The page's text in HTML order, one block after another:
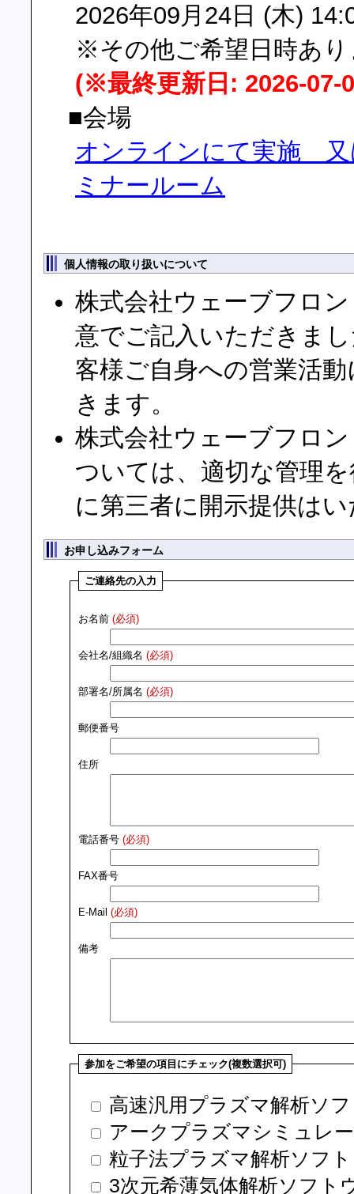
2026年09月24日 (木)
※その他ご希望日時あ
(※最終更新日: 2026-07-
■会場
オンラインにて実施 又
ミナールーム
個人情報の取り扱いについて
株式会社ウェーブフロ
意でご記入いただきま
客様ご自身への営業活
きます。
株式会社ウェーブフロ
ついては、適切な管理
に第三者に開示提供は
お申し込みフォーム
ご連絡先の入力
お名前 (必須)
会社名/組織名 (必須)
部署名/所属名 (必須)
郵便番号
住所
電話番号 (必須)
FAX番号
E-Mail (必須)
備考
参加をご希望の項目にチェック(複数選択可)
高速汎用プラズマ解析ソ
アークプラズマシミュレ
粒子法プラズマ解析ソフ
3次元希薄気体解析ソフト